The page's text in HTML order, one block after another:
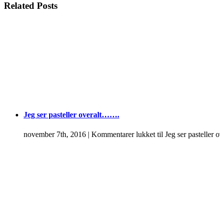
Related Posts
Jeg ser pasteller overalt…….
november 7th, 2016 | Kommentarer lukket til Jeg ser